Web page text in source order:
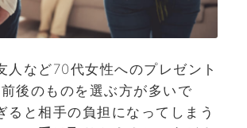
人など70代女性へのプレゼント
後のものを選ぶ方が多いで
ると相手の負担になってしまう